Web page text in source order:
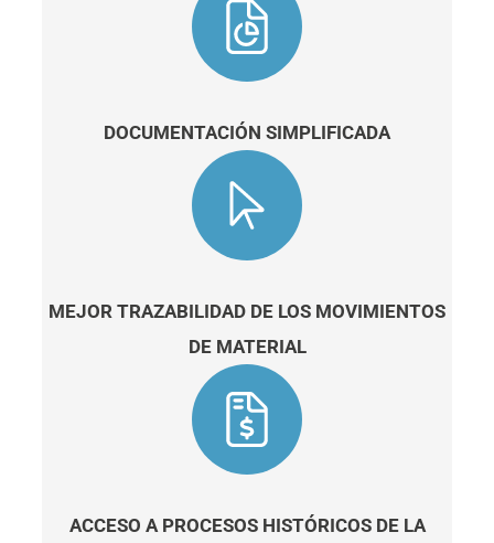
DOCUMENTACIÓN SIMPLIFICADA
MEJOR TRAZABILIDAD DE LOS MOVIMIENTOS
DE MATERIAL
ACCESO A PROCESOS HISTÓRICOS DE LA